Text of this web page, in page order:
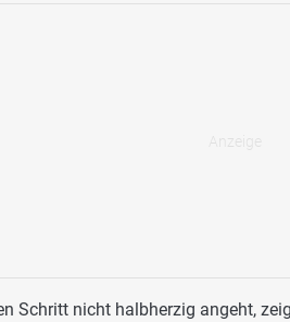
Schritt nicht halbherzig angeht,